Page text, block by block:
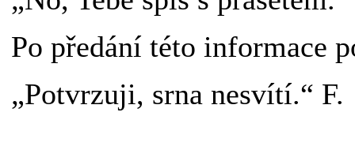
Po předání této informace
„Potvrzuji, srna nesvítí.“ F.